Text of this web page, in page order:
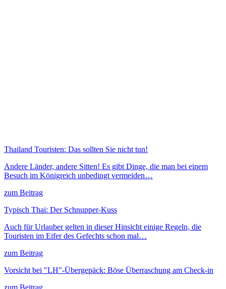
Thailand Touristen: Das sollten Sie nicht tun!
Andere Länder, andere Sitten! Es gibt Dinge, die man bei einem
Besuch im Königreich unbedingt vermeiden…
zum Beitrag
Typisch Thai: Der Schnupper-Kuss
Auch für Urlauber gelten in dieser Hinsicht einige Regeln, die
Touristen im Eifer des Gefechts schon mal…
zum Beitrag
Vorsicht bei "LH"-Übergepäck: Böse Überraschung am Check-in